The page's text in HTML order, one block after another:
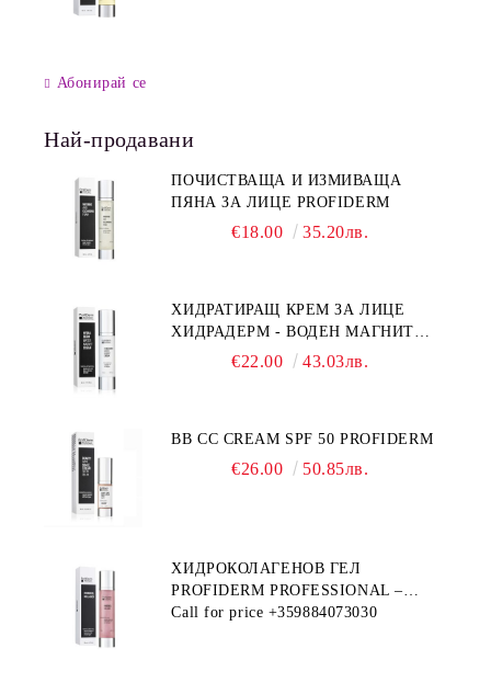
Абонирай се
Най-продавани
ПОЧИСТВАЩА И ИЗМИВАЩА
ПЯНА ЗА ЛИЦЕ PROFIDERM
€18.00 35.20лв.
ХИДРАТИРАЩ КРЕМ ЗА ЛИЦЕ
ХИДРАДЕРМ - ВОДЕН МАГНИТ
PROFIDERM€22.00 43.03лв.
BB CC CREAM SPF 50 PROFIDERM
€26.00 50.85лв.
ХИДРОКОЛАГЕНОВ ГЕЛ
PROFIDERM PROFESSIONAL –
ПРОДУКТ ЗА ДЪЛБОКА
Call for price +359884073030